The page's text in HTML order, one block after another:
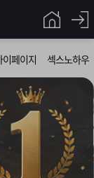
이페이지 섹스노하우